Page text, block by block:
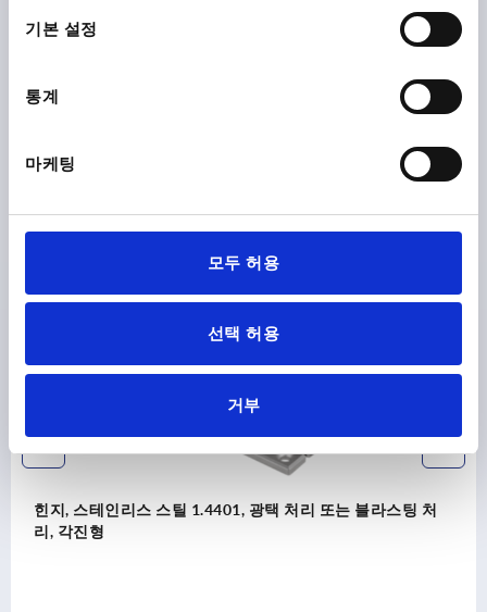
기본 설정
통계
마케팅
모두 허용
선택 허용
거부
CAD
다운로드
다른 고객들도 다음 제품을 구매하였습니
힌지, 스테인리스 스틸 1.4401, 광택 처리 또는 블라스팅 처
리, 각진형